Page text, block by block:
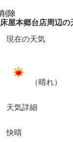
床屋本郷台店周辺の
現在の天気
（晴れ）
天気詳細
快晴